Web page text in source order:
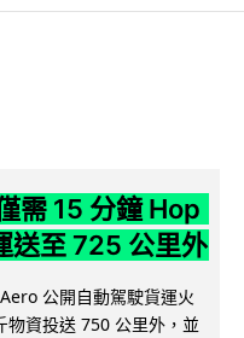
需 15 分鐘 Hop
送至 725 公里外
公開自動駕駛貨運火
資投送 750 公里外，並